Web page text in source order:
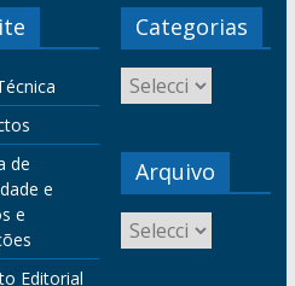
de
e
e
Editorial
Categorias
Arquivo